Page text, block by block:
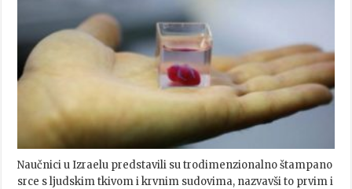
Naučnici u Izraelu predstavili su trodimenzionalno štampano
srce s ljudskim tkivom i krvnim sudovima, nazvavši to prvim i